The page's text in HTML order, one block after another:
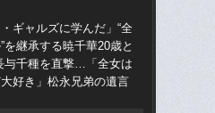
・ギャルズに学んだ」“全
を継承する暁千華20歳と
与千種を直撃…「全女は
好き」松永兄弟の遺言